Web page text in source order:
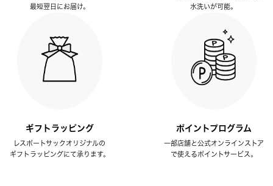
最短翌日にお届け。
水洗いが可能。
ギフトラッピング
レスポートサックオリジナルの
ギフトラッピングにて承ります。
ポイントプログラム
一部店舗と公式オンラインストア
で使えるポイントサービス。